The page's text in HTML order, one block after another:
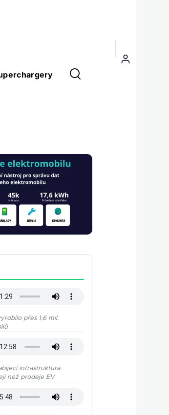
Menu
uživatelského
přes 1,6 mil.
infrastruktura
než prodeje EV